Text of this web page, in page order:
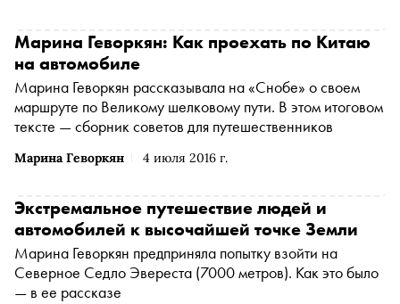
Марина Геворкян 4 июля 2016 г.
Марина Геворкян: Как проехать по Китаю
на автомобиле
Марина Геворкян рассказывала на «Снобе» о своем
маршруте по Великому шелковому пути. В этом итоговом
тексте — сборник советов для путешественников
Экстремальное путешествие людей и
автомобилей к высочайшей точке Земли
Марина Геворкян предприняла попытку взойти на
Северное Седло Эвереста (7000 метров). Как это было
— в ее рассказе